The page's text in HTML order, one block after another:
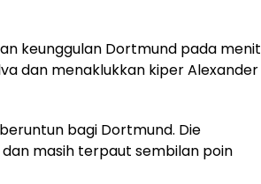
keunggulan Dortmund pada menit
dan menaklukkan kiper Alexander
bagi Dortmund. Die
masih terpaut sembilan poin